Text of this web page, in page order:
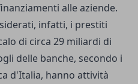
alle aziende.
infatti, i prestiti
di circa 29 miliardi di
delle banche, secondo i
d'Italia, hanno attività